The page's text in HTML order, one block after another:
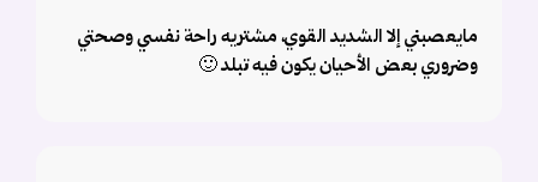
مايعصبني إلا الشديد القوي، مشتريه راحة نفسي وصحتي
وضروري بعض الأحيان يكون فيه تبلد 🙂